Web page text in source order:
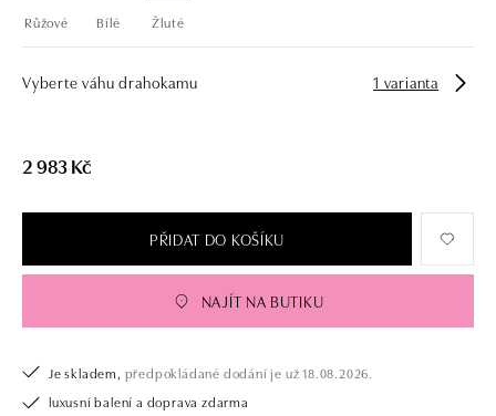
Růžové Bílé Žluté
Vyberte váhu drahokamu 1 varianta
2 983 Kč
PŘIDAT DO KOŠÍKU
NAJÍT NA BUTIKU
Je skladem, předpokládané dodání je už 18.08.2026.
luxusní balení a doprava zdarma